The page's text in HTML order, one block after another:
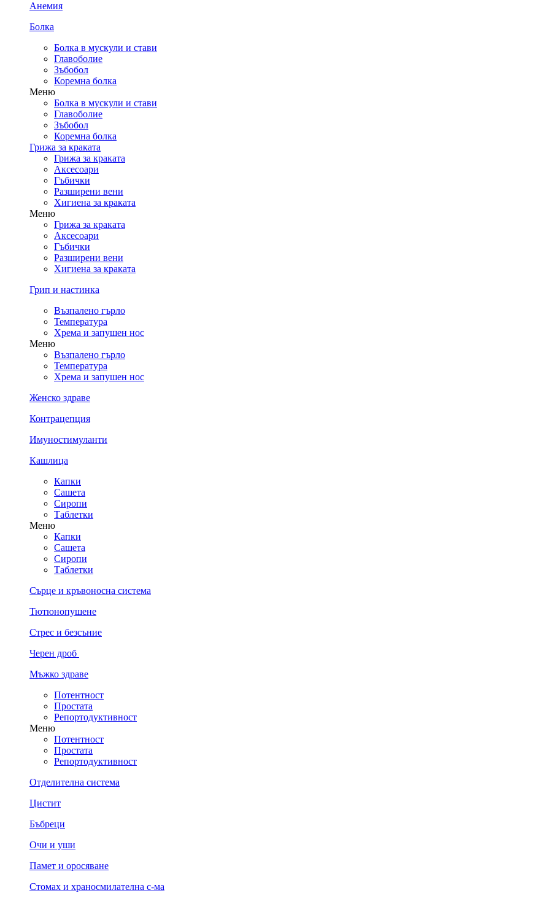
Анемия
Болка
Болка в мускули и стави
Главоболие
Зъбобол
Коремна болка
Меню
Болка в мускули и стави
Главоболие
Зъбобол
Коремна болка
Грижа за краката
Грижа за краката
Аксесоари
Гъбички
Разширени вени
Хигиена за краката
Меню
Грижа за краката
Аксесоари
Гъбички
Разширени вени
Хигиена за краката
Грип и настинка
Възпалено гърло
Температура
Хрема и запушен нос
Меню
Възпалено гърло
Температура
Хрема и запушен нос
Женско здраве
Контрацепция
Имуностимуланти
Кашлица
Капки
Сашета
Сиропи
Таблетки
Меню
Капки
Сашета
Сиропи
Таблетки
Сърце и кръвоносна система
Тютюнопушене
Стрес и безсъние
Черен дроб
Мъжко здраве
Потентност
Простата
Репортодуктивност
Меню
Потентност
Простата
Репортодуктивност
Отделителна система
Цистит
Бъбреци
Очи и уши
Памет и оросяване
Стомах и храносмилателна с-ма